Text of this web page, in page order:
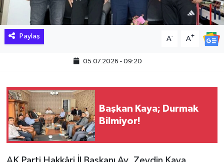
Paylaş A- A+
05.07.2026 - 09:20
Başkan Kaya; Durmak
Bilmiyor!
KÜLTÜR SANAT
MAGAZİN
REKLAM
SAĞLIK
SİYASET